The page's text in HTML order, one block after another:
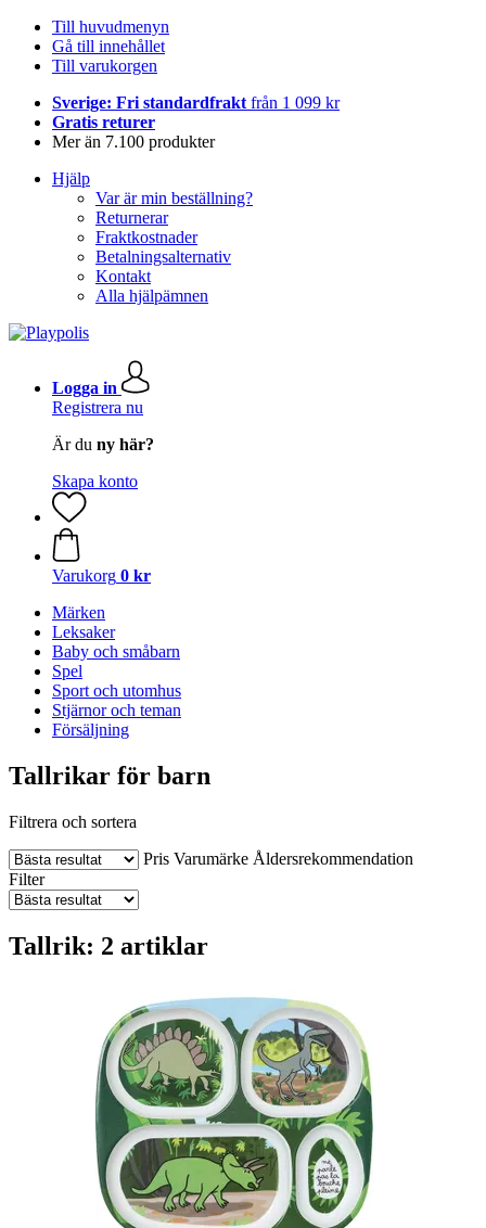
Till huvudmenyn
Gå till innehållet
Till varukorgen
Sverige: Fri standardfrakt från 1 099 kr
Gratis returer
Mer än 7.100 produkter
Hjälp
Var är min beställning?
Returnerar
Fraktkostnader
Betalningsalternativ
Kontakt
Alla hjälpämnen
Logga in
Registrera nu
Är du ny här?
Skapa konto
Varukorg 0 kr
Märken
Leksaker
Baby och småbarn
Spel
Sport och utomhus
Stjärnor och teman
Försäljning
Tallrikar för barn
Filtrera och sortera
Pris Varumärke Åldersrekommendation
Filter
Tallrik: 2 artiklar